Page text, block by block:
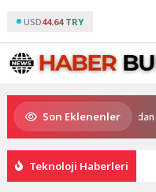
USD44.64 TRY
Son Eklenenler
start Başkan Büyükakın’dan
Teknoloji Haberleri